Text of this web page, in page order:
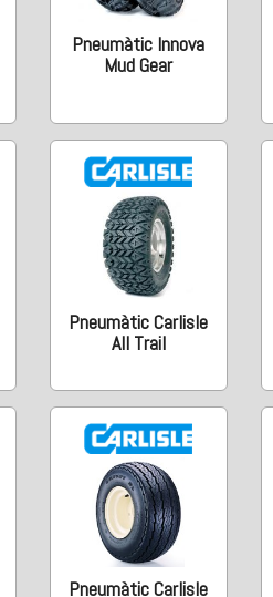
Pneumàtic Innova
Mud Gear
Pneumàtic Carlisle
All Trail
Pneumàtic Carlisle